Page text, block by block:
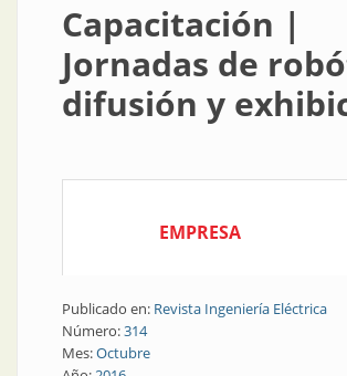
Capacitación |
Jornadas de
difusión y
EMPRESA
Publicado en: Revista Ingeniería Eléctrica
Número:314
Mes:Octubre